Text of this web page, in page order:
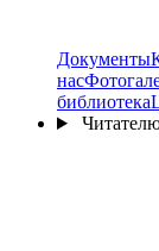
Документы
нас
библиотека